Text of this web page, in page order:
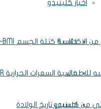
الاكتئاب ؟
للاطفال
من كلينيدو
حاسبة كتلة الجسم BMI- احسب وزنك المثالي
حاسبة السعرات الحرارية BMR
احسبي تاريخ الولادة
اخبار كلينيدو